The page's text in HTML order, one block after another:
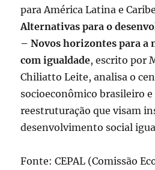
para América Latina e
Alternativas para o
– Novos horizontes para a
com igualdade, escrito por
Chiliatto Leite, analisa o
socioeconômico brasileiro
reestruturação que visam
desenvolvimento social
Fonte: CEPAL (Comissão